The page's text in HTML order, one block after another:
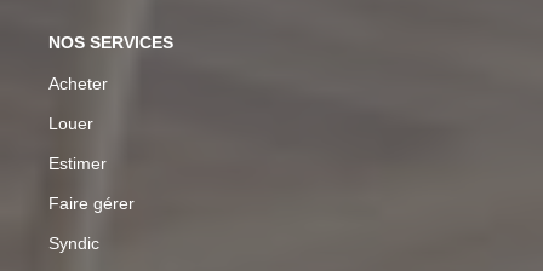
NOS SERVICES
Acheter
Louer
Estimer
Faire gérer
Syndic